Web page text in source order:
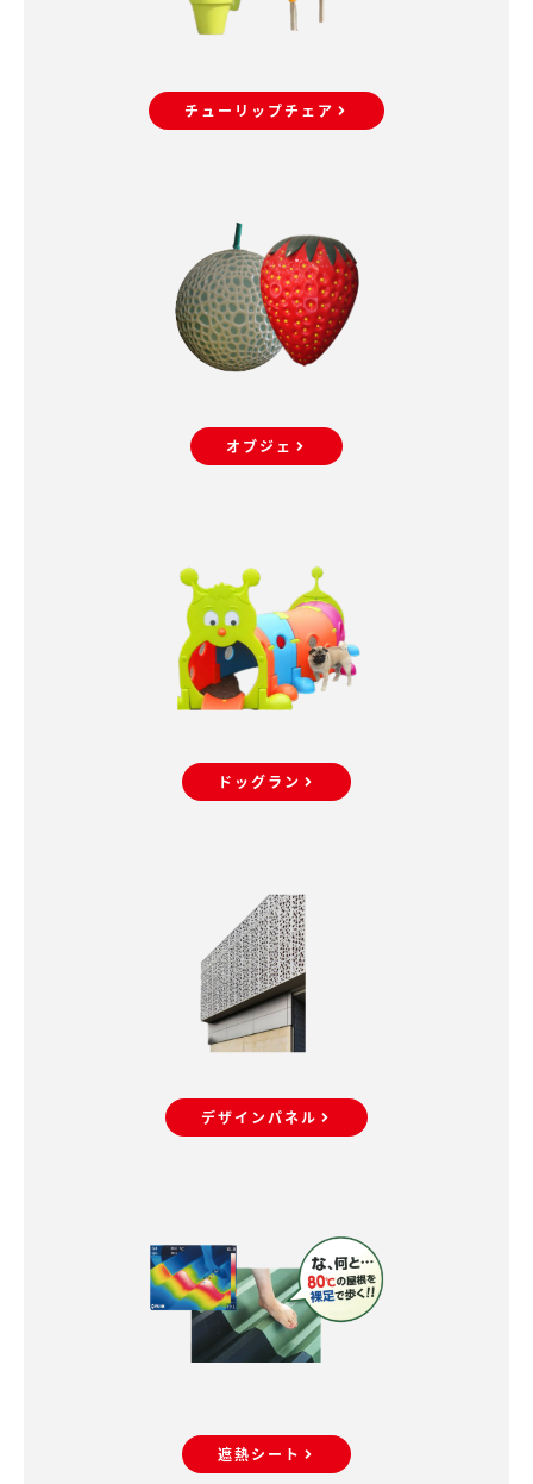
チューリップチェア
オブジェ
ドッグラン
デザインパネル
遮熱シート